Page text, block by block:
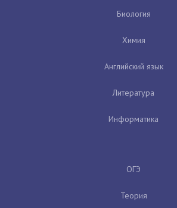
Биология
Химия
Английский язык
Литература
Информатика
ОГЭ
Теория